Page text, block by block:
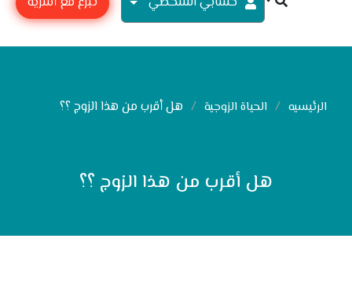
الرئيسيه الحياة الزوجية هل أقرب من هذا الزوج ؟؟
هل أقرب من هذا الزوج ؟؟